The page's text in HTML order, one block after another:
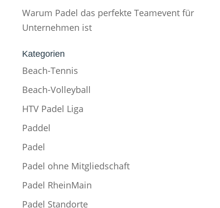
Warum Padel das perfekte Teamevent für
Unternehmen ist
Kategorien
Beach-Tennis
Beach-Volleyball
HTV Padel Liga
Paddel
Padel
Padel ohne Mitgliedschaft
Padel RheinMain
Padel Standorte